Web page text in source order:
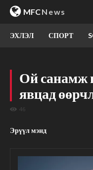
MFCNews
ЭХЛЭЛ СПОРТ
Ой санамж
явцад
46
Эрүүл мэнд